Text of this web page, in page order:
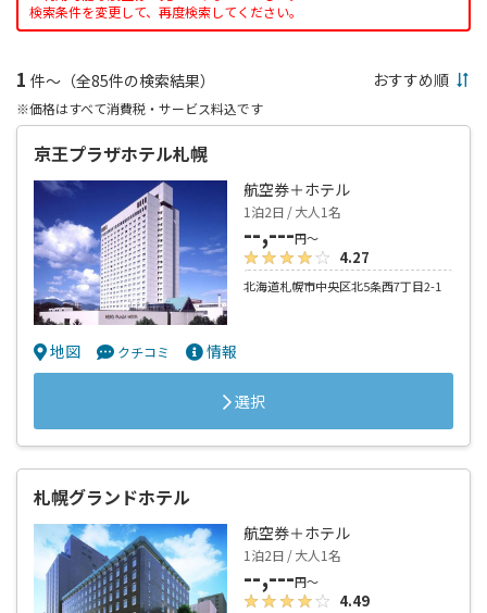
検索条件を変更して、再度検索してください。
1 件～（全85件の検索結果）
※価格はすべて消費税・サービス料込です
京王プラザホテル札幌
航空券＋ホテル
1泊2日 / 大人1名
--,---円～
4.27
北海道札幌市中央区北5条西7丁目2-1
地図 クチコミ 情報
選択
札幌グランドホテル
航空券＋ホテル
1泊2日 / 大人1名
--,---円～
4.49